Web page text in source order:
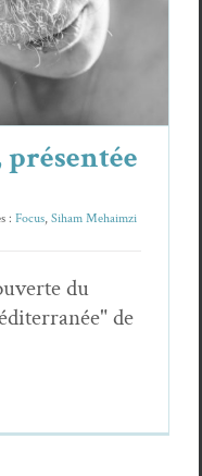
: Focus, Siham Mehaimzi
du
de